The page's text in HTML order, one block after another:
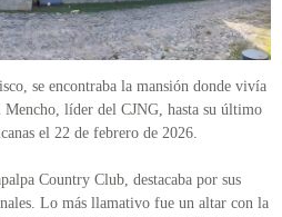
se encontraba la mansión donde vivía
Mencho, líder del CJNG, hasta su último
el 22 de febrero de 2026.
Country Club, destacaba por sus
Lo más llamativo fue un altar con la